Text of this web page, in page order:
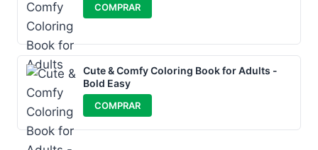
COMPRAR
Cute & Comfy Coloring Book for Adults -
Bold Easy
COMPRAR